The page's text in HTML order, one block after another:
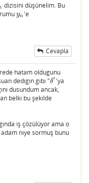
dizisini düşünelim. Bu
yn
yn'e
Cevapla
hatam oldugunu
dedıgın gıbı "δ′
δ′'ya
dusundum ancak,
belkı bu şekılde
iş çözülüyor ama o
nıye sormuş bunu